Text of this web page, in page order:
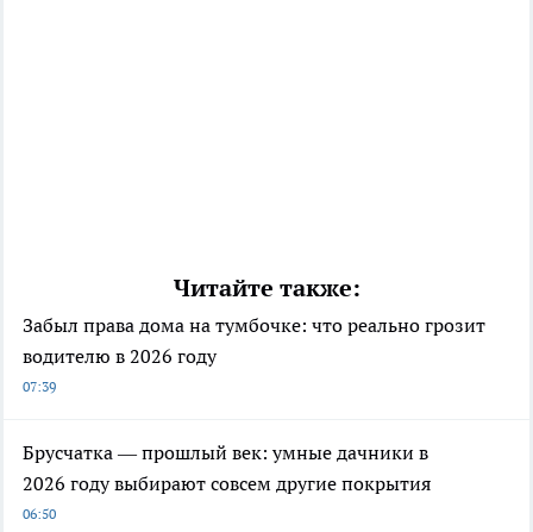
Читайте также:
Забыл права дома на тумбочке: что реально грозит
водителю в 2026 году
07:39
Брусчатка — прошлый век: умные дачники в
2026 году выбирают совсем другие покрытия
06:50